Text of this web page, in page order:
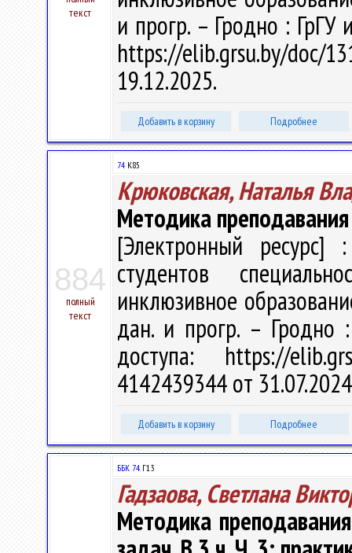
текст
и прогр. – Гродно :
https://elib.grsu.by/doc/
19.12.2025.
Добавить в корзину Подробнее
884
полный
текст
74 К85
Крюковская, Наталья
Методика
[Электронный ресурс]
студентов
инклюзивное
дан. и прогр. –
доступа: https://
4142439344 от
Добавить в корзину Подробнее
ББК 74.Г13
Гадзаова, Светлана
Методика